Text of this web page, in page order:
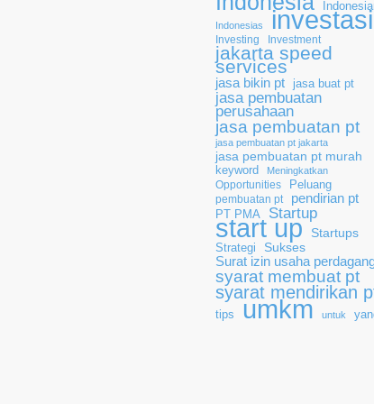
Indonesias investasi
Investing Investment
jakarta speed
services
jasa bikin pt jasa buat pt
jasa pembuatan
perusahaan
jasa pembuatan pt
jasa pembuatan pt jakarta
jasa pembuatan pt murah
keyword Meningkatkan
Opportunities Peluang
pembuatan pt pendirian pt
PT PMA Startup
start up Startups
Strategi
Sukses
Surat izin usaha
syarat membuat pt
syarat mendirikan
tips umkm untuk